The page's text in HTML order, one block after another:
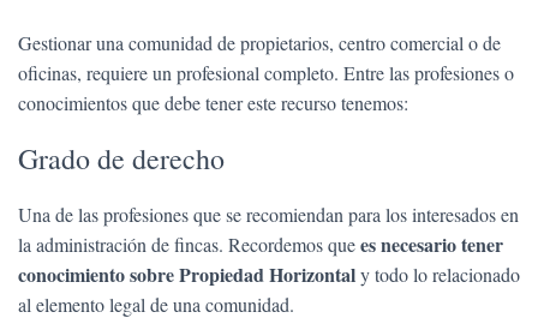
Gestionar una comunidad de propietarios, centro comercial o de
oficinas, requiere un profesional completo. Entre las profesiones o
conocimientos que debe tener este recurso tenemos:
Grado de derecho
Una de las profesiones que se recomiendan para los interesados en
la administración de fincas. Recordemos quees necesario tener
conocimiento sobre Propiedad Horizontaly todo lo relacionado
al elemento legal de una comunidad.